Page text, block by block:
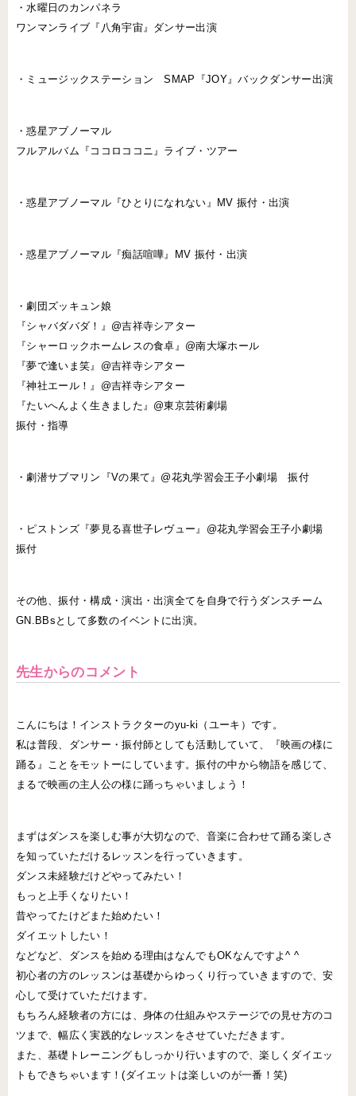
・水曜日のカンパネラ
ワンマンライブ『八角宇宙』ダンサー出演
・ミュージックステーション SMAP『JOY』バックダンサー出演
・惑星アブノーマル
フルアルバム『ココロココニ』ライブ・ツアー
・惑星アブノーマル『ひとりになれない』MV 振付・出演
・惑星アブノーマル『痴話喧嘩』MV 振付・出演
・劇団ズッキュン娘
『シャバダバダ！』@吉祥寺シアター
『シャーロックホームレスの食卓』@南大塚ホール
『夢で逢いま笑』@吉祥寺シアター
『神社エール！』@吉祥寺シアター
『たいへんよく生きました』@東京芸術劇場
振付・指導
・劇潜サブマリン『Vの果て』@花丸学習会王子小劇場 振付
・ピストンズ『夢見る喜世子レヴュー』@花丸学習会王子小劇場
振付
その他、振付・構成・演出・出演全てを自身で行うダンスチーム
GN.BBsとして多数のイベントに出演。
先生からのコメント
こんにちは！インストラクターのyu-ki（ユーキ）です。
私は普段、ダンサー・振付師としても活動していて、『映画の様に
踊る』ことをモットーにしています。振付の中から物語を感じて、
まるで映画の主人公の様に踊っちゃいましょう！
まずはダンスを楽しむ事が大切なので、音楽に合わせて踊る楽しさ
を知っていただけるレッスンを行っていきます。
ダンス未経験だけどやってみたい！
もっと上手くなりたい！
昔やってたけどまた始めたい！
ダイエットしたい！
などなど、ダンスを始める理由はなんでもOKなんですよ^ ^
初心者の方のレッスンは基礎からゆっくり行っていきますので、安
心して受けていただけます。
もちろん経験者の方には、身体の仕組みやステージでの見せ方のコ
ツまで、幅広く実践的なレッスンをさせていただきます。
また、基礎トレーニングもしっかり行いますので、楽しくダイエッ
トもできちゃいます！(ダイエットは楽しいのが一番！笑)